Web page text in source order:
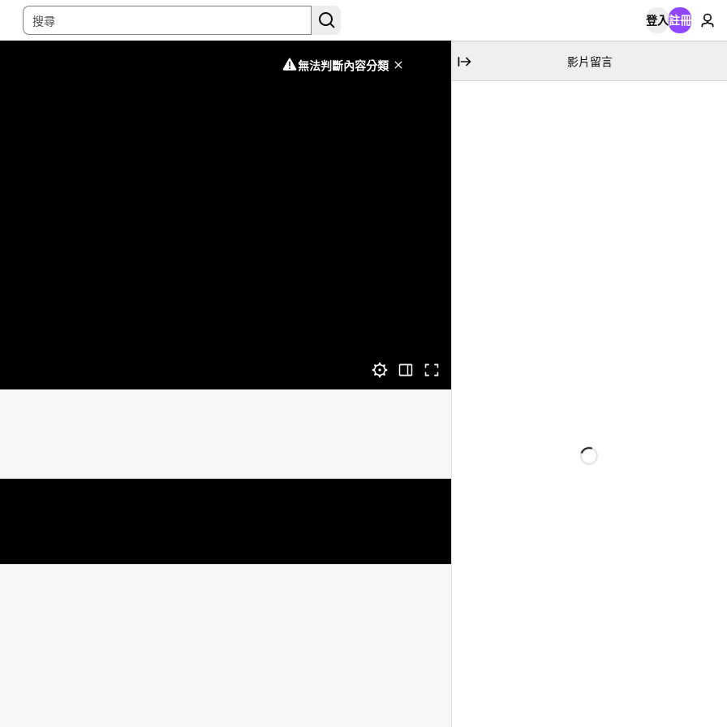
登入註冊
無法判斷內容分類 影片留言